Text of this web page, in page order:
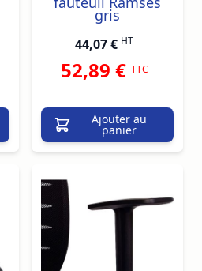
gris
44,07 € HT
52,89 € TTC
Ajouter au
panier